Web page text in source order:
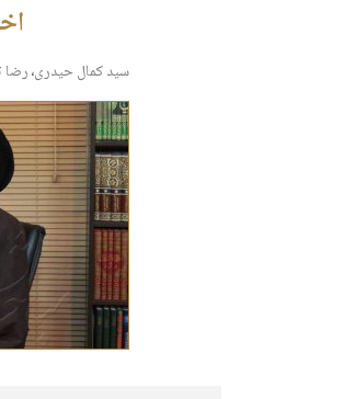
سید کمال حیدری،رضا